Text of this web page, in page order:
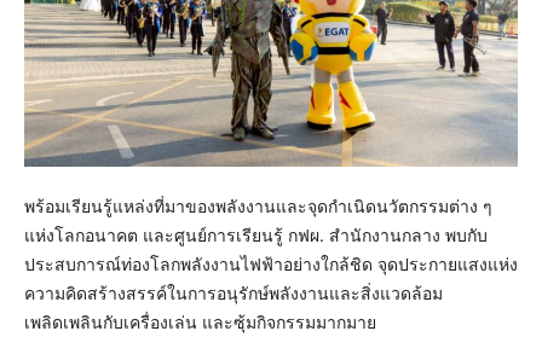
พร้อมเรียนรู้แหล่งที่มาของพลังงานและจุดกำเนิดนวัตกรรมต่าง ๆ
แห่งโลกอนาคต และศูนย์การเรียนรู้ กฟผ. สำนักงานกลาง พบกับ
ประสบการณ์ท่องโลกพลังงานไฟฟ้าอย่างใกล้ชิด จุดประกายแสงแห่ง
ความคิดสร้างสรรค์ในการอนุรักษ์พลังงานและสิ่งแวดล้อม
เพลิดเพลินกับเครื่องเล่น และซุ้มกิจกรรมมากมาย